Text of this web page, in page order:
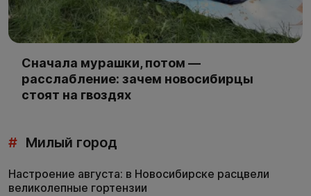
Сначала мурашки, потом —
расслабление: зачем новосибирцы
стоят на гвоздях
# Милый город
Настроение августа: в Новосибирске расцвели
великолепные гортензии